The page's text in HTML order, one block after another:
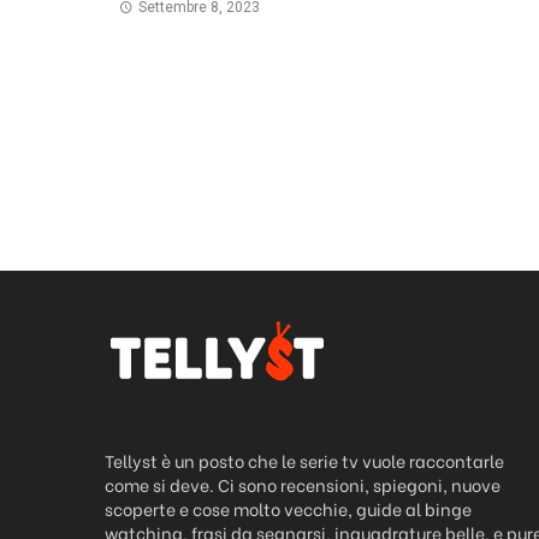
Settembre 8, 2023
Tellyst è un posto che le serie tv vuole raccontarle
come si deve. Ci sono recensioni, spiegoni, nuove
scoperte e cose molto vecchie, guide al binge
watching, frasi da segnarsi, inquadrature belle, e